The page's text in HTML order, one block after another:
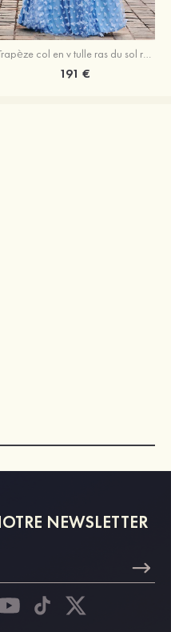
Trapèze col en v tulle ras du sol robe de bal avec papillon
191 €
NEWSLETTER